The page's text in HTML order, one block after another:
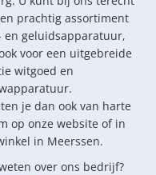
prachtig assortiment
en geluidsapparatuur,
voor een uitgebreide
witgoed en
je dan ook van harte
op onze website of in
in Meerssen.
over ons bedrijf?